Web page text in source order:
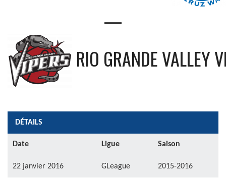
—
RIO GRANDE VALLEY
DÉTAILS
Date Ligue Saison
22 janvier 2016 GLeague 2015-2016